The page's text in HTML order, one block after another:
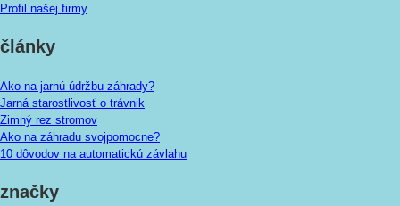
Profil našej firmy
články
Ako na jarnú údržbu záhrady?
Jarná starostlivosť o trávnik
Zimný rez stromov
Ako na záhradu svojpomocne?
10 dôvodov na automatickú závlahu
značky